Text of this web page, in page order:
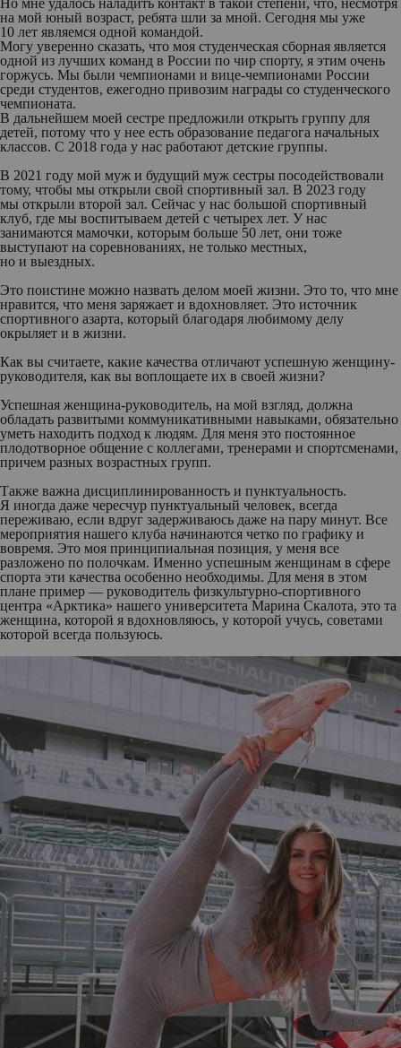
Но мне удалось наладить контакт в такой степени, что, несмотря
на мой юный возраст, ребята шли за мной. Сегодня мы уже
10 лет являемся одной командой.
Могу уверенно сказать, что моя студенческая сборная является
одной из лучших команд в России по чир спорту, я этим очень
горжусь. Мы были чемпионами и вице-чемпионами России
среди студентов, ежегодно привозим награды со студенческого
чемпионата.
В дальнейшем моей сестре предложили открыть группу для
детей, потому что у нее есть образование педагога начальных
классов. С 2018 года у нас работают детские группы.
В 2021 году мой муж и будущий муж сестры посодействовали
тому, чтобы мы открыли свой спортивный зал. В 2023 году
мы открыли второй зал. Сейчас у нас большой спортивный
клуб, где мы воспитываем детей с четырех лет. У нас
занимаются мамочки, которым больше 50 лет, они тоже
выступают на соревнованиях, не только местных,
но и выездных.
Это поистине можно назвать делом моей жизни. Это то, что мне
нравится, что меня заряжает и вдохновляет. Это источник
спортивного азарта, который благодаря любимому делу
окрыляет и в жизни.
Как вы считаете, какие качества отличают успешную женщину-
руководителя, как вы воплощаете их в своей жизни?
Успешная женщина-руководитель, на мой взгляд, должна
обладать развитыми коммуникативными навыками, обязательно
уметь находить подход к людям. Для меня это постоянное
плодотворное общение с коллегами, тренерами и спортсменами,
причем разных возрастных групп.
Также важна дисциплинированность и пунктуальность.
Я иногда даже чересчур пунктуальный человек, всегда
переживаю, если вдруг задерживаюсь даже на пару минут. Все
мероприятия нашего клуба начинаются четко по графику и
вовремя. Это моя принципиальная позиция, у меня все
разложено по полочкам. Именно успешным женщинам в сфере
спорта эти качества особенно необходимы. Для меня в этом
плане пример — руководитель физкультурно-спортивного
центра «Арктика» нашего университета Марина Скалота, это та
женщина, которой я вдохновляюсь, у которой учусь, советами
которой всегда пользуюсь.